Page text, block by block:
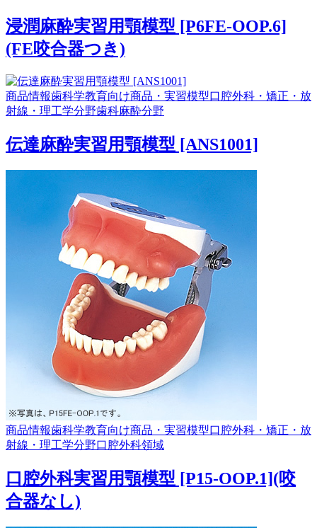
浸潤麻酔実習用顎模型 [P6FE-OOP.6]
(FE咬合器つき)
商品情報歯科学教育向け商品・実習模型口腔外科・矯正・放
射線・理工学分野歯科麻酔分野
伝達麻酔実習用顎模型 [ANS1001]
商品情報歯科学教育向け商品・実習模型口腔外科・矯正・放
射線・理工学分野口腔外科領域
口腔外科実習用顎模型 [P15-OOP.1](咬
合器なし)